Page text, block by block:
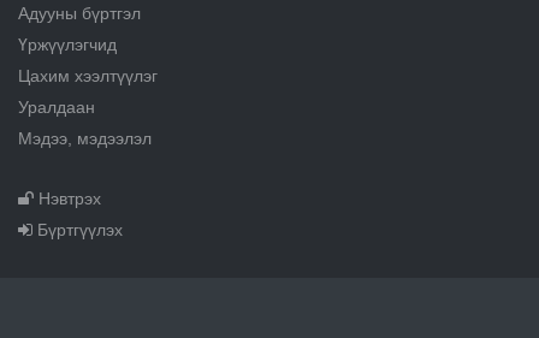
Адууны бүртгэл
Үржүүлэгчид
Цахим хээлтүүлэг
Уралдаан
Мэдээ, мэдээлэл
Нэвтрэх
Бүртгүүлэх